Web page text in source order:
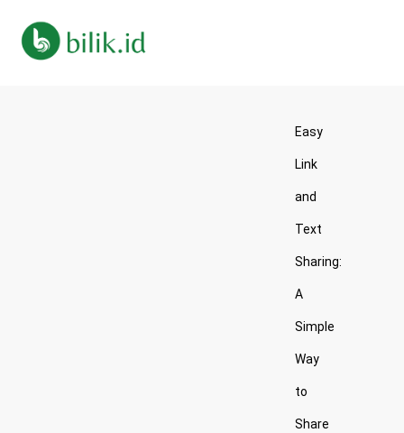
Easy
Link
and
Text
Sharing:
A
Simple
Way
to
Share